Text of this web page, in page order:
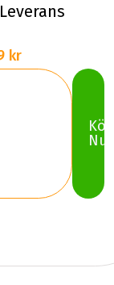
kr
Köp
Nu